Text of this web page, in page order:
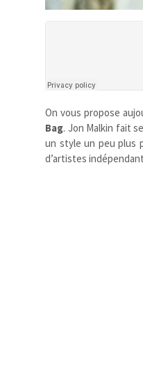
On vous propose
Bag. Jon Malkin fait
un style un peu plus
d’artistes